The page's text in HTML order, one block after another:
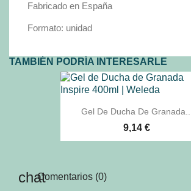
Fabricado en España
Formato: unidad
TAMBIÉN PODRÍA INTERESARLE
Gel De Ducha De Granada...
9,14 €
Comentarios (0)